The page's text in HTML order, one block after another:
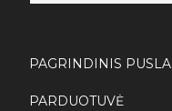
a
*
PAGRINDINIS
PARDUOTUVĖ